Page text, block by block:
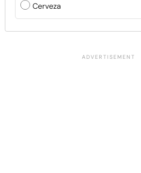
Cerveza